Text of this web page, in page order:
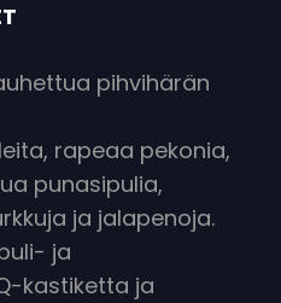
pihvihärän
rapeaa pekonia,
punasipulia,
ja jalapenoja.
ja
kastiketta ja